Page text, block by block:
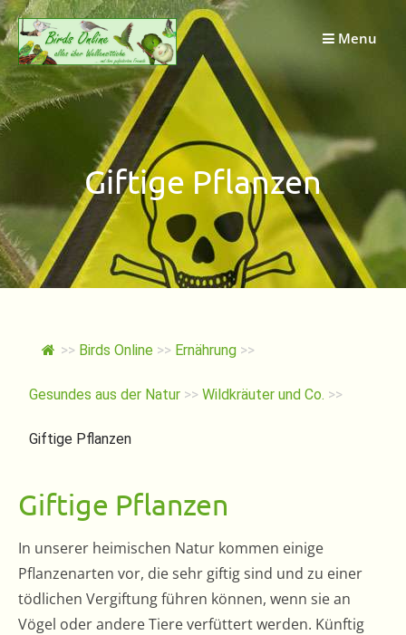
Springe
zum
Inhalt
Menu
Giftige Pflanzen
>> Birds Online >> Ernährung >>
Gesundes aus der Natur >> Wildkräuter und Co. >>
Giftige Pflanzen
Giftige Pflanzen
In unserer heimischen Natur kommen einige
Pflanzenarten vor, die sehr giftig sind und zu einer
tödlichen Vergiftung führen können, wenn sie an
Vögel oder andere Tiere verfüttert werden. Künftig